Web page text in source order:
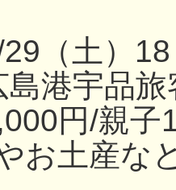
（土）18
港宇品旅
円/親子
お土産な